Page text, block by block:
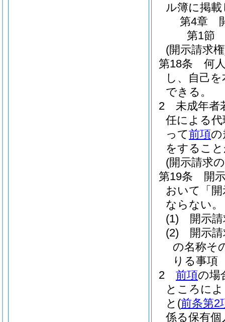
ル簿に掲
第4章
第1節
(開示請求
第18条
何
し、自己
できる。
2
未成年者
任による代
って前項の
をするこ
(開示請求
第19条
開
おいて「
ならない。
(1)
開示
(2)
開示
の名称そ
りる事項
2
前項の場
ところに
と (前条第2
係る保有